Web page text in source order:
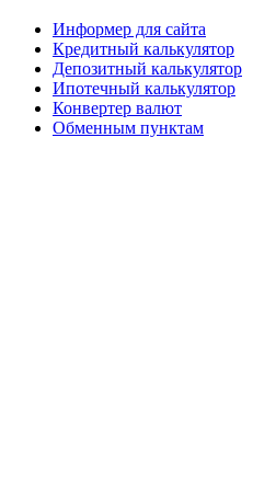
Информер для сайта
Кредитный калькулятор
Депозитный калькулятор
Ипотечный калькулятор
Конвертер валют
Обменным пунктам